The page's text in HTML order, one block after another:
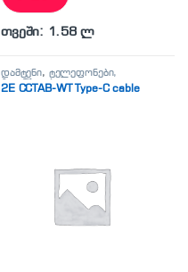
თვეში: 1.58 ლ
დამტენი, ტელეფონები,
პლანშეტები,
აქსესუარები,ტელევიზორი
2E CCTAB-WT Type-C cable